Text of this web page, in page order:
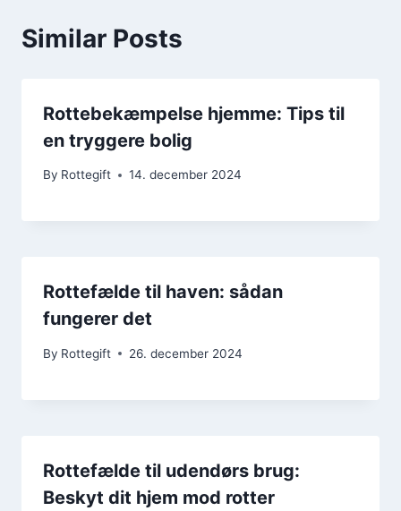
Similar Posts
Rottebekæmpelse hjemme: Tips til
en tryggere bolig
By Rottegift 14. december 2024
Rottefælde til haven: sådan
fungerer det
By Rottegift 26. december 2024
Rottefælde til udendørs brug:
Beskyt dit hjem mod rotter